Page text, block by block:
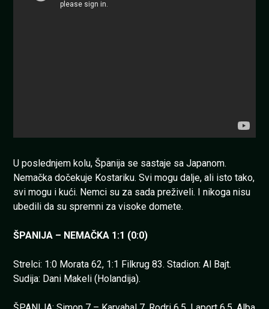
U poslednjem kolu, Španija se sastaje sa Japanom.
Nemačka dočekuje Kostariku. Svi mogu dalje, ali isto tako,
svi mogu i kući. Nemci su za sada preživeli. I nikoga nisu
ubedili da su spremni za visoke domete.
ŠPANIJA – NEMAČKA 1:1 (0:0)
Strelci: 1:0 Morata 62, 1:1 Filkrug 83. Stadion: Al Bajt.
Sudija: Dani Makeli (Holandija).